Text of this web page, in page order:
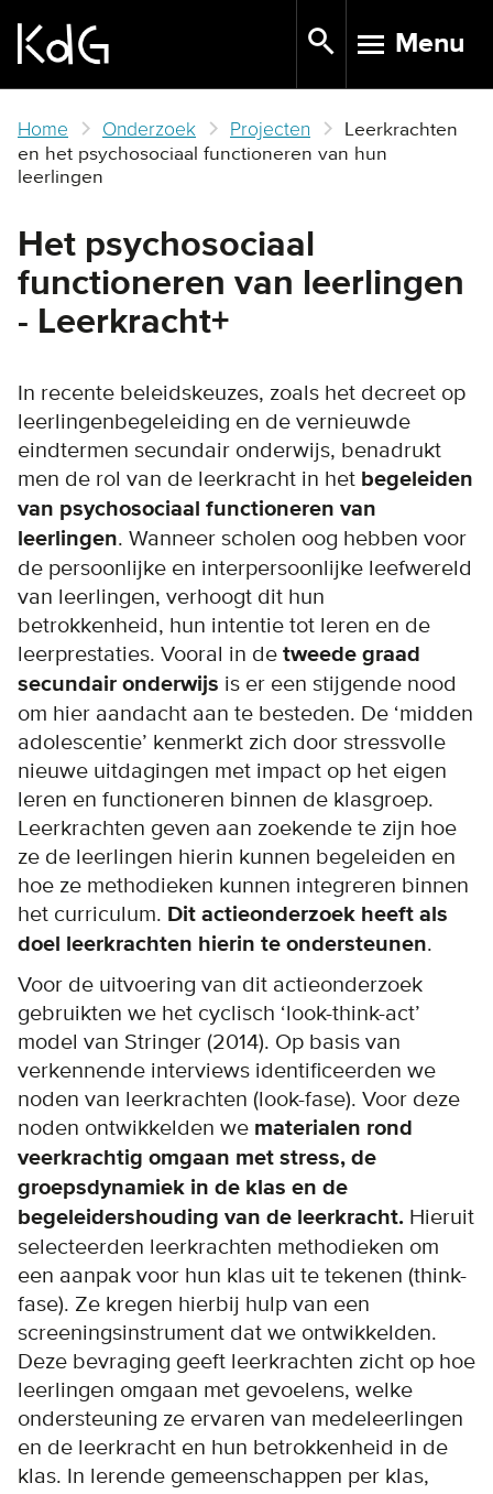
main
TOGGLE
Menu
Home Onderzoek Projecten
Leerkrachten
en het psychosociaal functioneren van hun
leerlingen
Het psychosociaal
functioneren van leerlingen
- Leerkracht+
In recente beleidskeuzes, zoals het decreet op
leerlingenbegeleiding en de vernieuwde
eindtermen secundair onderwijs, benadrukt
men de rol van de leerkracht in het begeleiden
van psychosociaal functioneren van
leerlingen. Wanneer scholen oog hebben voor
de persoonlijke en interpersoonlijke leefwereld
van leerlingen, verhoogt dit hun
betrokkenheid, hun intentie tot leren en de
leerprestaties. Vooral in de tweede graad
secundair onderwijs is er een stijgende nood
om hier aandacht aan te besteden. De ‘midden
adolescentie’ kenmerkt zich door stressvolle
nieuwe uitdagingen met impact op het eigen
leren en functioneren binnen de klasgroep.
Leerkrachten geven aan zoekende te zijn hoe
ze de leerlingen hierin kunnen begeleiden en
hoe ze methodieken kunnen integreren binnen
het curriculum. Dit actieonderzoek heeft als
doel leerkrachten hierin te ondersteunen.
Voor de uitvoering van dit actieonderzoek
gebruikten we het cyclisch ‘look-think-act’
model van Stringer (2014). Op basis van
verkennende interviews identificeerden we
noden van leerkrachten (look-fase). Voor deze
noden ontwikkelden we materialen rond
veerkrachtig omgaan met stress, de
groepsdynamiek in de klas en de
begeleidershouding van de leerkracht. Hieruit
selecteerden leerkrachten methodieken om
een aanpak voor hun klas uit te tekenen (think-
fase). Ze kregen hierbij hulp van een
screeningsinstrument dat we ontwikkelden.
Deze bevraging geeft leerkrachten zicht op hoe
leerlingen omgaan met gevoelens, welke
ondersteuning ze ervaren van medeleerlingen
en de leerkracht en hun betrokkenheid in de
klas. In lerende gemeenschappen per klas,